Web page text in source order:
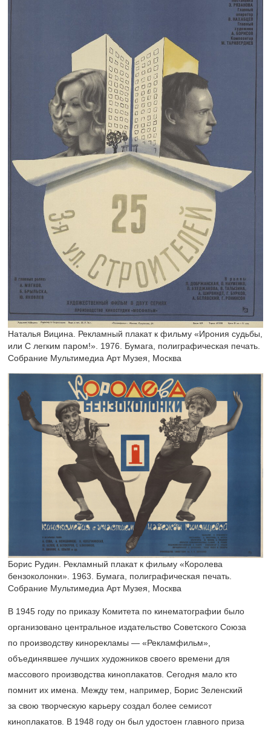
Наталья Вицина. Рекламный плакат к фильму «Ирония судьбы,
или С легким паром!». 1976. Бумага, полиграфическая печать.
Собрание Мультимедиа Арт Музея, Москва
Борис Рудин. Рекламный плакат к фильму «Королева
бензоколонки». 1963. Бумага, полиграфическая печать.
Собрание Мультимедиа Арт Музея, Москва
В 1945 году по приказу Комитета по кинематографии было
организовано центральное издательство Советского Союза
по производству кинорекламы — «Рекламфильм»,
объединявшее лучших художников своего времени для
массового производства киноплакатов. Сегодня мало кто
помнит их имена. Между тем, например, Борис Зеленский
за свою творческую карьеру создал более семисот
киноплакатов. В 1948 году он был удостоен главного приза